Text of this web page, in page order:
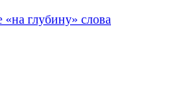
глубину» слова